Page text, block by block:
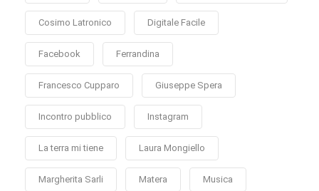
Cosimo Latronico Digitale Facile
Facebook Ferrandina
Francesco Cupparo Giuseppe Spera
Incontro pubblico Instagram
La terra mi tiene Laura Mongiello
Margherita Sarli Matera Musica